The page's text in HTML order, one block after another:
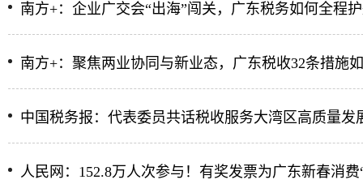
南方+：企业广交会“出海”闯关，广东税务如何全程
南方+：聚焦两业协同与新业态，广东税收32条措施
中国税务报：代表委员共话税收服务大湾区高质量发
人民网：152.8万人次参与！有奖发票为广东新春消费